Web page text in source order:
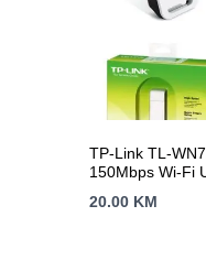
TP-Link TL-
150Mbps Wi-Fi
2.4 GHz, USB
20.00 KM